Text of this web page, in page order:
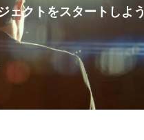
ェクトをスタートしよう